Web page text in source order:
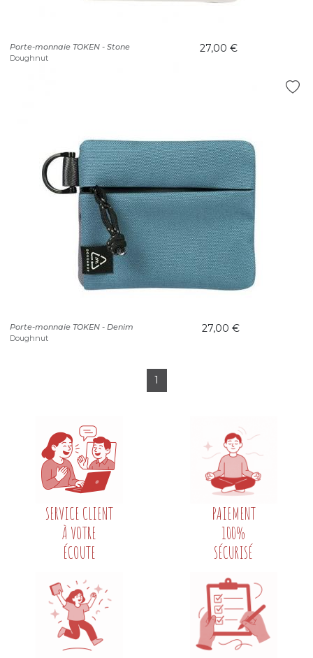
Porte-monnaie TOKEN - Stone
Doughnut
27,00 €
Porte-monnaie TOKEN - Denim
Doughnut
27,00 €
1
SERVICE CLIENT
À VOTRE
ÉCOUTE
PAIEMENT
100%
SÉCURISÉ